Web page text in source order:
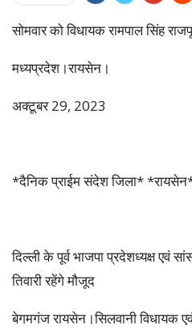
सोमवार को विधायक रामपाल सिंह
मध्यप्रदेश।रायसेन।
अक्टूबर 29, 2023
*दैनिक प्राईम संदेश जिला*
दिल्ली के पूर्व भाजपा प्रदेशध्यक्ष एवं
तिवारी रहेंगे मौजूद
बेगमगंज रायसेन।सिलवानी विधायक एवं